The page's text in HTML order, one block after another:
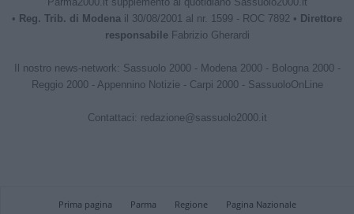
• Reg. Trib. di Modena il 30/08/2001 al nr. 1599 - ROC 7892 • Direttore
responsabileFabrizio Gherardi
Il nostro news-network: Sassuolo 2000- Modena 2000- Bologna 2000-
Reggio 2000- Appennino Notizie - Carpi 2000- SassuoloOnLine
Contattaci: redazione@sassuolo2000.it
Prima pagina Parma Regione Pagina Nazionale